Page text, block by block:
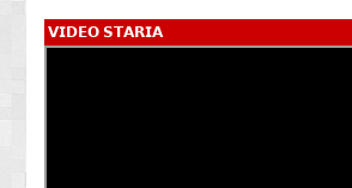
𝗩𝗜𝗗𝗘𝗢 𝗦𝗧𝗔𝗥𝗜𝗔